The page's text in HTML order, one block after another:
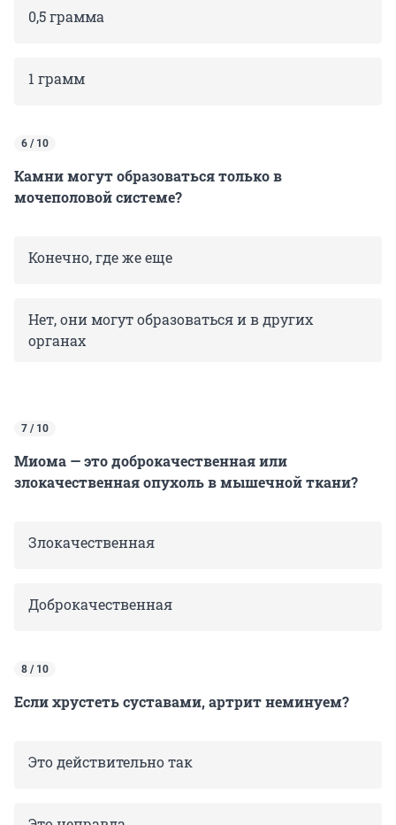
0,5 грамма
1 грамм
6 / 10
Камни могут образоваться только в
мочеполовой системе?
Конечно, где же еще
Нет, они могут образоваться и в других
органах
7 / 10
Миома — это доброкачественная или
злокачественная опухоль в мышечной ткани?
Злокачественная
Доброкачественная
8 / 10
Если хрустеть суставами, артрит неминуем?
Это действительно так